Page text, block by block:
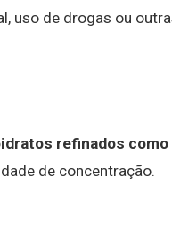
uso de drogas ou
refinados como
de concentração.